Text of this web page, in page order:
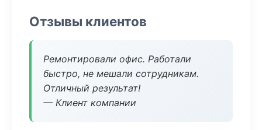
Отзывы клиентов
Ремонтировали офис. Работали
быстро, не мешали сотрудникам.
Отличный результат!
— Клиент компании